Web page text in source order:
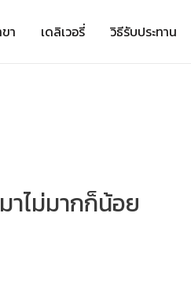
า เดลิเวอรี่ วิธีรับประทาน
ไม่มากก็น้อย